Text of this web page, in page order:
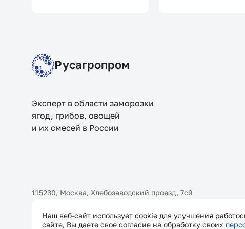
Русагропром
Эксперт в области заморозки
ягод, грибов, овощей
и их смесей в России
115230, Москва, Хлебозаводский проезд, 7с9
Наш веб-сайт использует cookie для улучшения
сайте, Вы даете свое согласие на обработку своих